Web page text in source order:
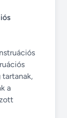
tartanak,
a